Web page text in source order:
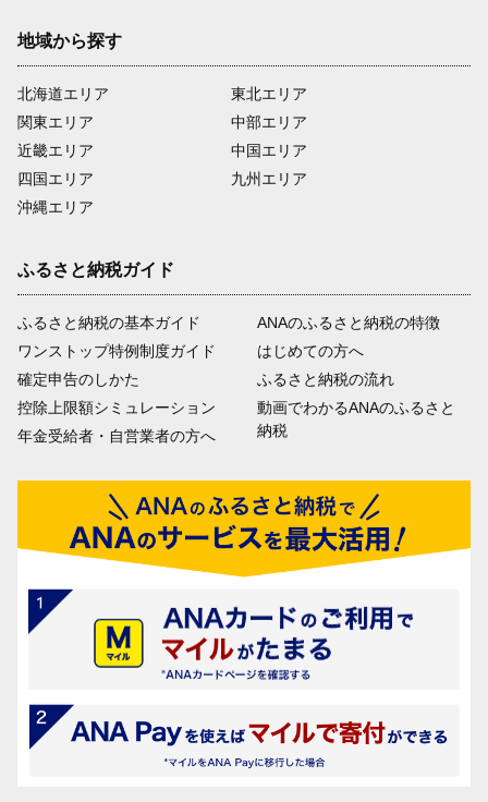
地域から探す
北海道エリア
関東エリア
近畿エリア
四国エリア
沖縄エリア
東北エリア
中部エリア
中国エリア
九州エリア
ふるさと納税ガイド
ふるさと納税の基本ガイド
ワンストップ特例制度ガイド
確定申告のしかた
控除上限額シミュレーション
年金受給者・自営業者の方へ
ANAのふるさと納税の特徴
はじめての方へ
ふるさと納税の流れ
動画でわかるANAのふるさと
納税